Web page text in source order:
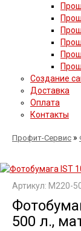
Создание
Доставка
Оплата
Контакты
Профит-Сервис »
Артикул: M220-
500 л.,